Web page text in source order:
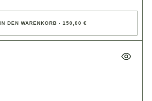
IN DEN WARENKORB - 150,00 €